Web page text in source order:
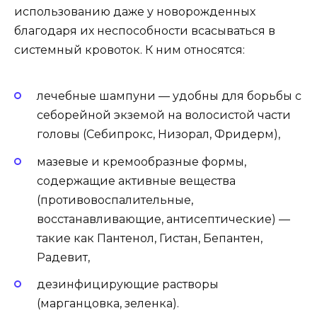
использованию даже у новорожденных
благодаря их неспособности всасываться в
системный кровоток. К ним относятся:
лечебные шампуни — удобны для борьбы с
себорейной экземой на волосистой части
головы (Себипрокс, Низорал, Фридерм),
мазевые и кремообразные формы,
содержащие активные вещества
(противовоспалительные,
восстанавливающие, антисептические) —
такие как Пантенол, Гистан, Бепантен,
Радевит,
дезинфицирующие растворы
(марганцовка, зеленка).